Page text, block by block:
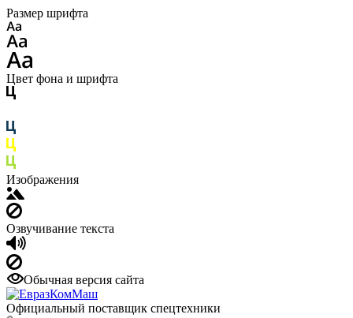
Размер шрифта
Цвет фона и шрифта
Изображения
Озвучивание текста
Обычная версия сайта
Официальный поставщик спецтехники